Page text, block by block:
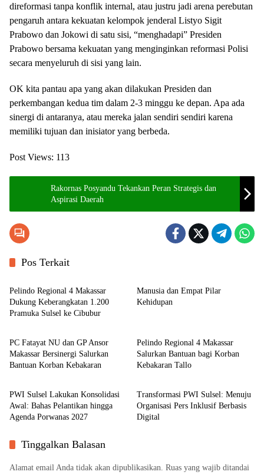
direformasi tanpa konflik internal, atau justru jadi arena perebutan
pengaruh antara kekuatan kelompok jenderal Listyo Sigit
Prabowo dan Jokowi di satu sisi, “menghadapi” Presiden
Prabowo bersama kekuatan yang menginginkan reformasi Polisi
secara menyeluruh di sisi yang lain.
OK kita pantau apa yang akan dilakukan Presiden dan
perkembangan kedua tim dalam 2-3 minggu ke depan. Apa ada
sinergi di antaranya, atau mereka jalan sendiri sendiri karena
memiliki tujuan dan inisiator yang berbeda.
Post Views: 113
Rakornas Posyandu Tekankan Peran Strategis dan
Aspirasi Daerah
Pos Terkait
Berita
Pelindo Regional 4 Makassar
Dukung Keberangkatan 1.200
Pramuka Sulsel ke Cibubur
Manusia dan Empat Pilar
Kehidupan
Berita
PC Fatayat NU dan GP Ansor
Makassar Bersinergi Salurkan
Bantuan Korban Kebakaran
Pelindo Regional 4 Makassar
Salurkan Bantuan bagi Korban
Kebakaran Tallo
Berita
PWI Sulsel Lakukan Konsolidasi
Awal: Bahas Pelantikan hingga
Agenda Porwanas 2027
Berita
Transformasi PWI Sulsel: Menuju
Organisasi Pers Inklusif Berbasis
Digital
Tinggalkan Balasan
Alamat email Anda tidak akan dipublikasikan. Ruas yang wajib ditandai